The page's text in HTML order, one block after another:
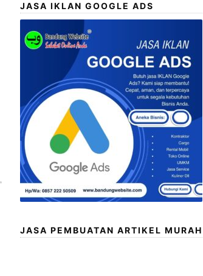
JASA IKLAN GOOGLE ADS
JASA PEMBUATAN ARTIKEL MURAH